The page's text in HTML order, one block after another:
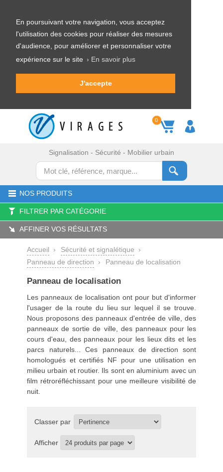
En poursuivant votre navigation, vous acceptez
l'utilisation des cookies pour réaliser des mesures
d'audience, pour améliorer et personnaliser votre
expérience sur le site › En savoir plus
J'accepte
0
Signalisation - Sécurité - Mobilier urbain
NOS PRODUITS
FILTRER PAR CATÉGORIE
AFFINER VOS RÉSULTATS
Accueil › Sécurité et signalétique
›
Panneau de direction
› Panneau de localisation
Panneau de localisation
Les panneaux de localisation ont pour but d'informer
l'usager de la route du lieu sur lequel il se trouve.
Nous proposons des panneaux d'entrée de ville, des
panneaux de sortie de ville, des panneaux pour les
cours d'eau, des panneaux pour les lieux dits et les
parcs naturels... Ces panneaux de direction sont
homologués et certifiés NF pour une utilisation en
milieu urbain et routier. Ils sont en aluminium avec un
film rétroréfléchissant pour une meilleure visibilité de
nuit.
Classer par
Afficher